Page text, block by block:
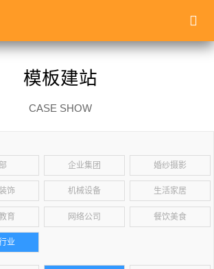
模板建站
CASE SHOW
企业集团 婚纱摄影
饰 机械设备 生活家居
育 网络公司 餐饮美食
业